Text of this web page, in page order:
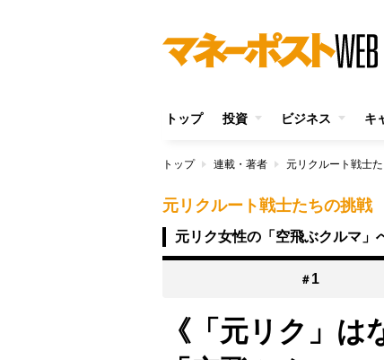
トップ 投資 ビジネス キ
トップ 連載・著者 元リクルート戦士
元リクルート戦士たちの挑戦
元リク女性の「空飛ぶクルマ」
＃ 1
《「元リク」